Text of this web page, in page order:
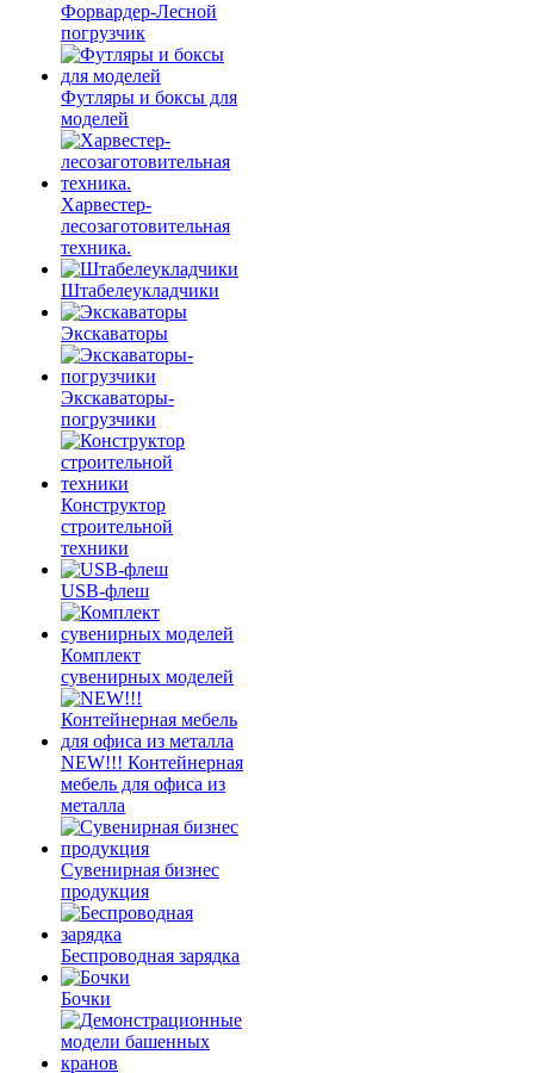
Форвардер-Лесной
погрузчик
Футляры и боксы для
моделей
Харвестер-
лесозаготовительная
техника.
Штабелеукладчики
Экскаваторы
Экскаваторы-
погрузчики
Конструктор
строительной
техники
USB-флеш
Комплект
сувенирных моделей
NEW!!! Контейнерная
мебель для офиса из
металла
Сувенирная бизнес
продукция
Беспроводная зарядка
Бочки